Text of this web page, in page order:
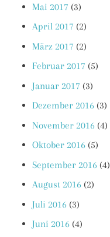
Mai 2017 (3)
April 2017 (2)
März 2017 (2)
Februar 2017 (5)
Januar 2017 (3)
Dezember 2016 (3)
November 2016 (4)
Oktober 2016 (5)
September 2016 (4)
August 2016 (2)
Juli 2016 (3)
Juni 2016 (4)